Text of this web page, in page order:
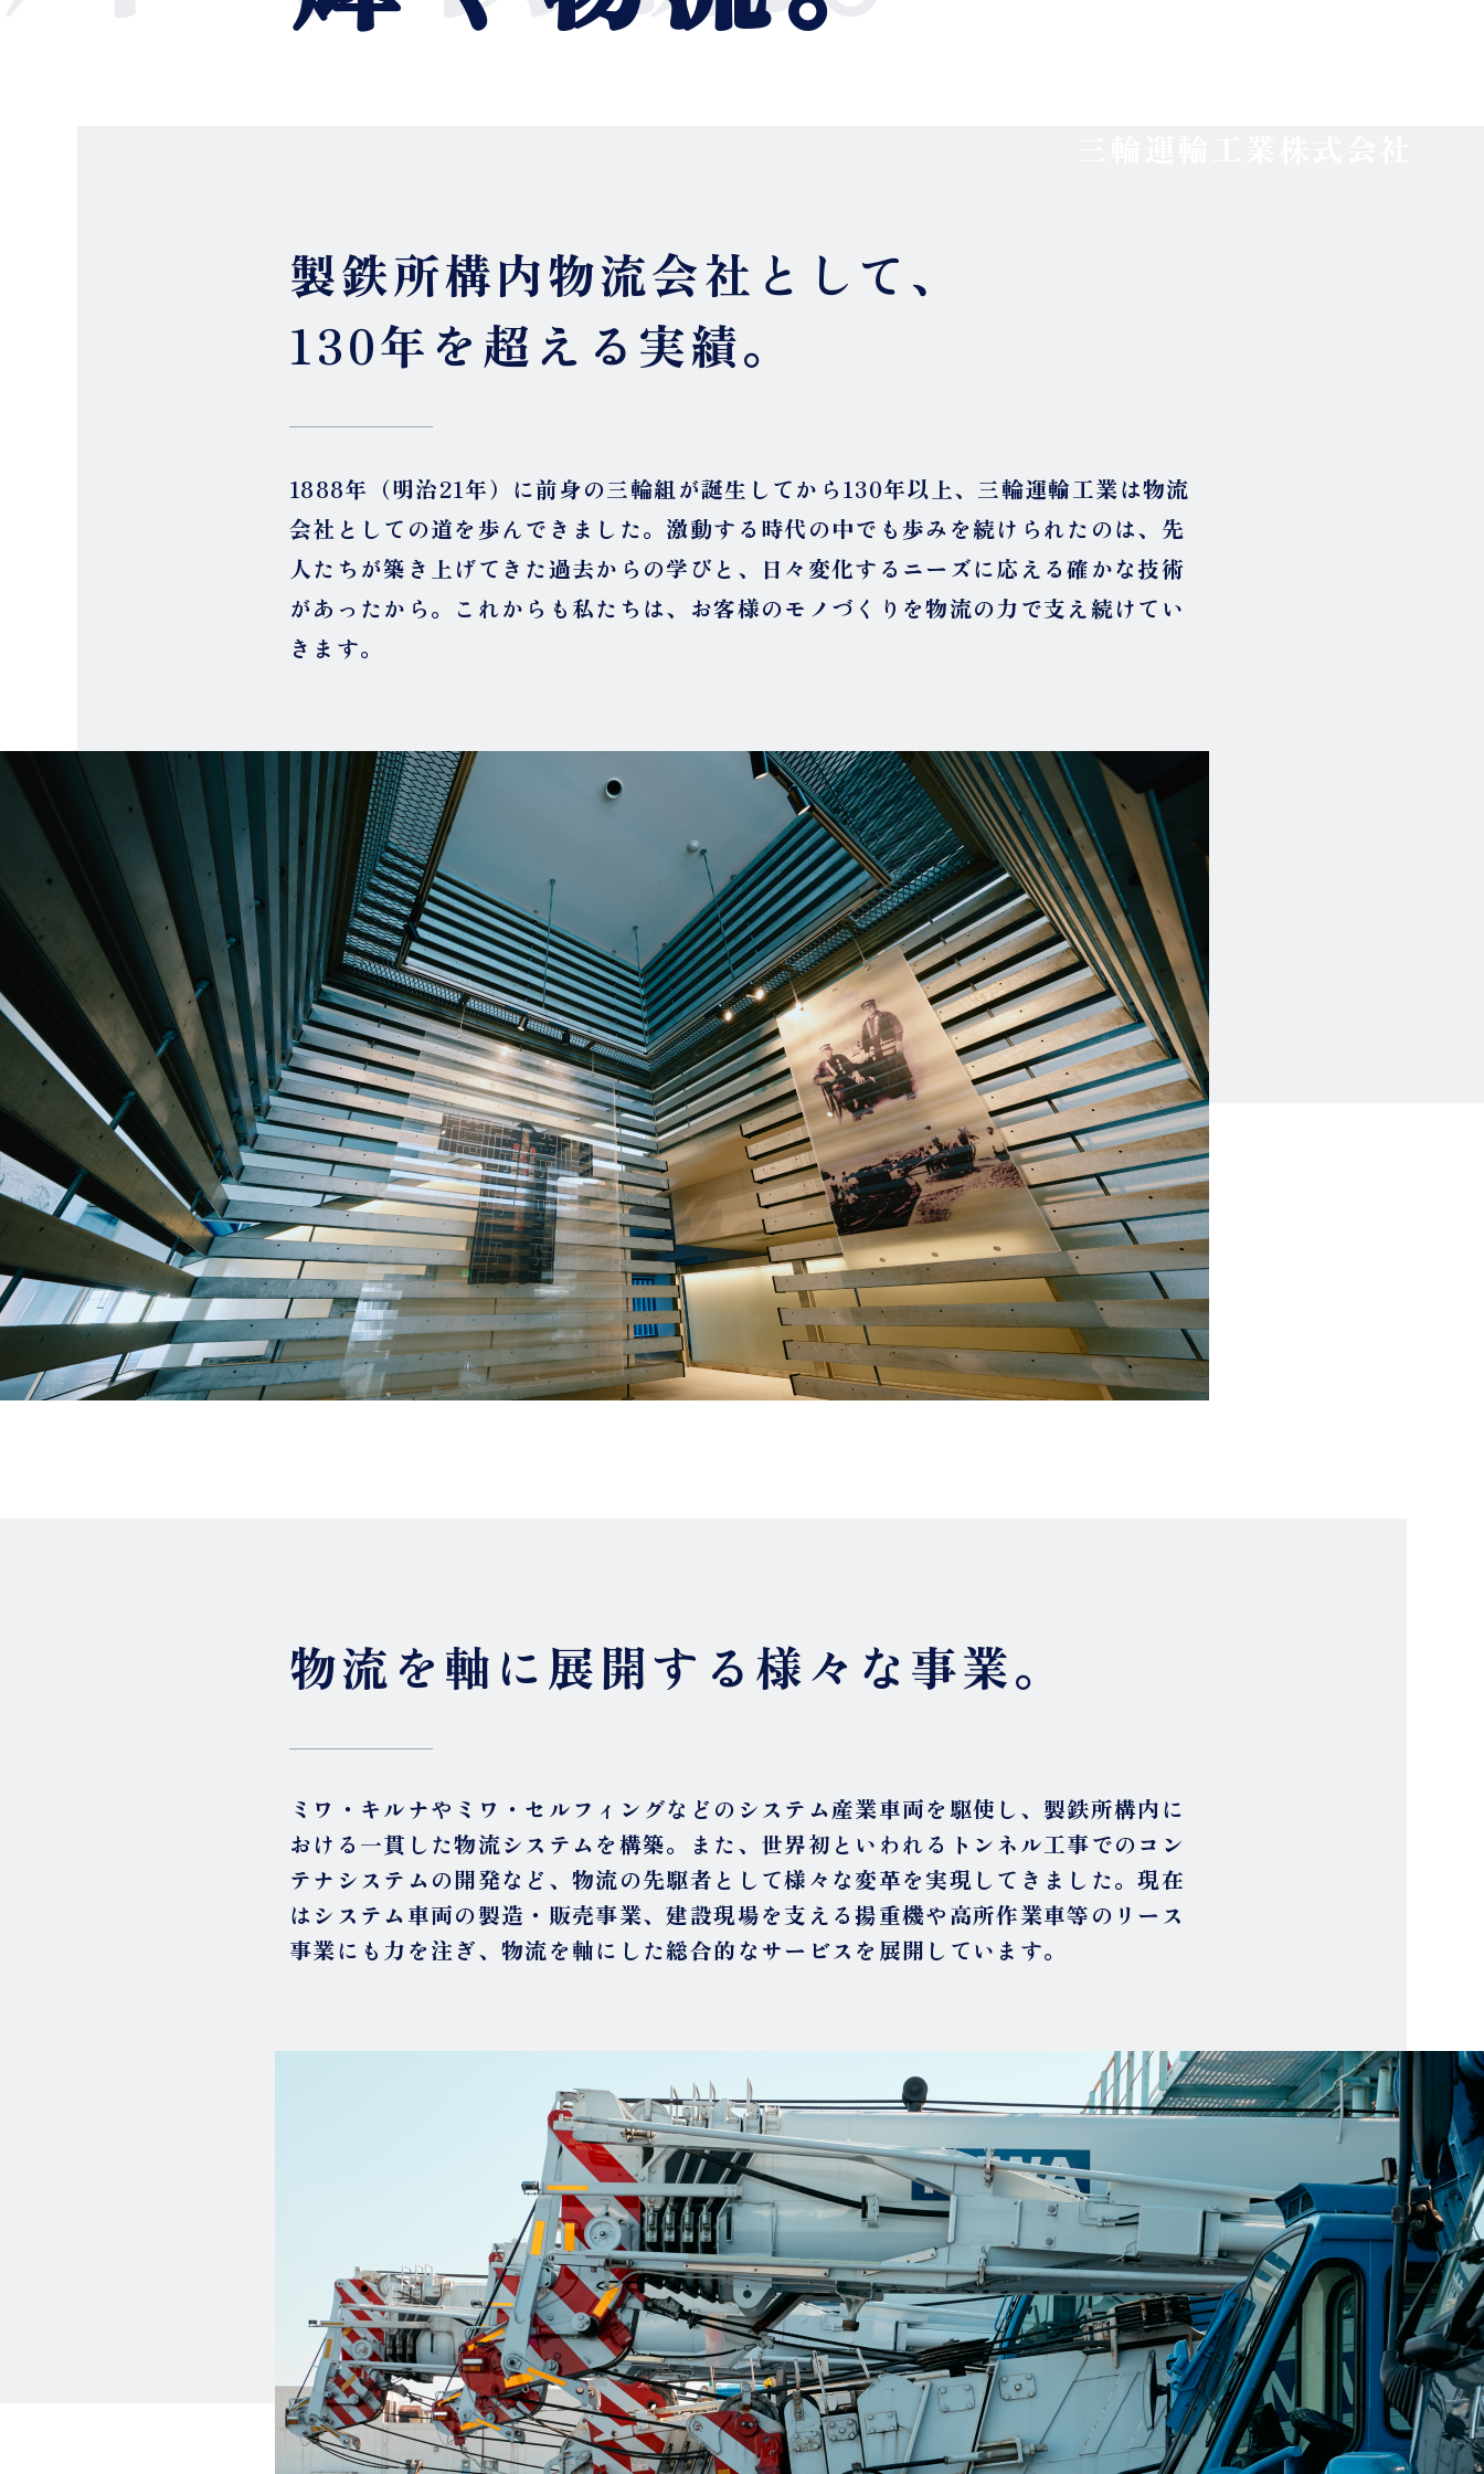
製鉄所構内物流会社として、
130年を超える実績。
1888年（明治21年）に前身の三輪組が誕生してから130年以上、三輪運輸工業は物流
会社としての道を歩んできました。激動する時代の中でも歩みを続けられたのは、先
人たちが築き上げてきた過去からの学びと、日々変化するニーズに応える確かな技術
があったから。これからも私たちは、お客様のモノづくりを物流の力で支え続けてい
きます。
物流を軸に展開する様々な事業。
ミワ・キルナやミワ・セルフィングなどのシステム産業車両を駆使し、製鉄所構内に
おける一貫した物流システムを構築。また、世界初といわれるトンネル工事でのコン
テナシステムの開発など、物流の先駆者として様々な変革を実現してきました。現在
はシステム車両の製造・販売事業、建設現場を支える揚重機や高所作業車等のリース
事業にも力を注ぎ、物流を軸にした総合的なサービスを展開しています。